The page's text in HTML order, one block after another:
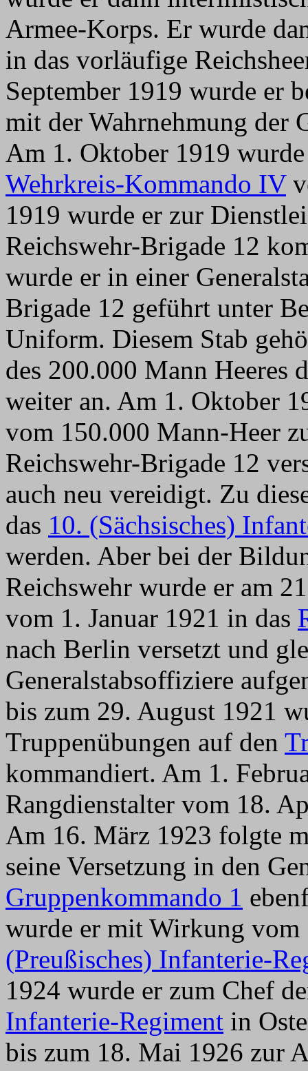
Armee-Korps. Er wurde
in das vorläufige
September 1919 wurde er
mit der Wahrnehmung der
Am 1. Oktober 1919
Wehrkreis-Kommando IV
1919 wurde er zur
Reichswehr-Brigade 12
wurde er in einer
Brigade 12 geführt unter
Uniform. Diesem Stab
des 200.000 Mann Heeres
weiter an. Am 1. Oktober
vom 150.000 Mann-Heer
Reichswehr-Brigade 12
auch neu vereidigt. Zu
das 10. (Sächsisches)
werden. Aber bei der
Reichswehr wurde er am
vom 1. Januar 1921 in das
nach Berlin versetzt und
Generalstabsoffiziere
bis zum 29. August 1921
Truppenübungen auf den
kommandiert. Am 1.
Rangdienstalter vom 18.
Am 16. März 1923 folgte
seine Versetzung in den
Gruppenkommando 1
wurde er mit Wirkung
(Preußisches) Infanterie-
1924 wurde er zum Chef
Infanterie-Regiment in
bis zum 18. Mai 1926 zur